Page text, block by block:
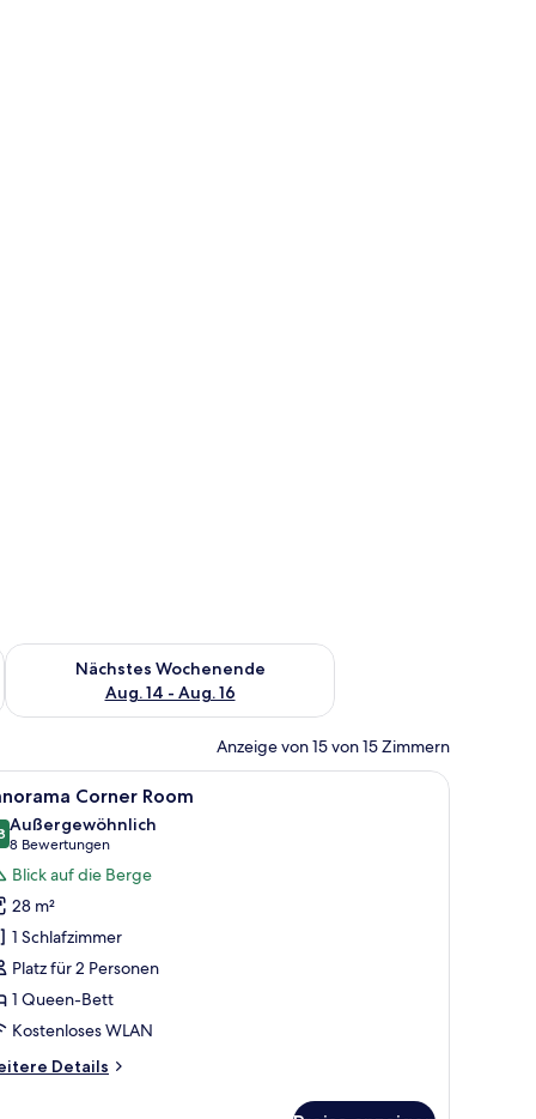
Aug. 7 - Aug. 9.
Nächstes Wochenende
Aug. 14 - Aug. 16
Überprüfe die Verfügbarkeit für nächstes Wochenende, Aug.
Anzeige von 15 von 15 Zimmern
Bett, einem weißen Stuhl, einem kleinen Tisch, einem Fernseher
Ein modernes Hotelzimmer mit großem
18 Corner Room
von 10
Außergewöhnlich
8 Bewertungen
(8
Bewertungen)
Blick auf die Berge
28 m²
1 Schlafzimmer
Platz für 2 Personen
1 Queen-Bett
Kostenloses WLAN
Details